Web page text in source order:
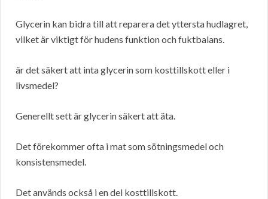
Glycerin kan bidra till att reparera det yttersta hudlagret,
vilket är viktigt för hudens funktion och fuktbalans.
är det säkert att inta glycerin som kosttillskott eller i
livsmedel?
Generellt sett är glycerin säkert att äta.
Det förekommer ofta i mat som sötningsmedel och
konsistensmedel.
Det används också i en del kosttillskott.